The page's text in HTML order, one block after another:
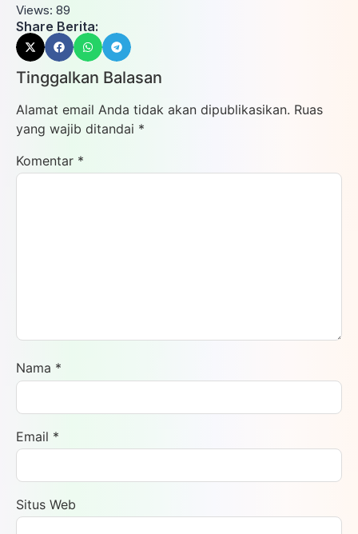
Views: 89
Share Berita:
Tinggalkan Balasan
Alamat email Anda tidak akan dipublikasikan. Ruas
yang wajib ditandai *
Komentar *
Nama *
Email *
Situs Web